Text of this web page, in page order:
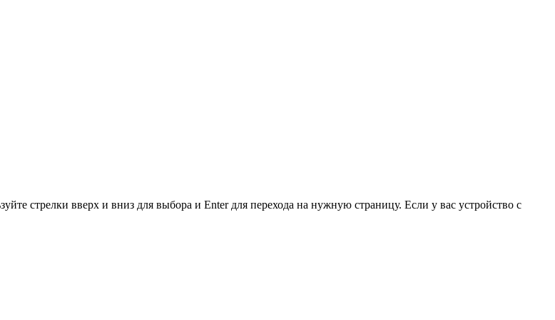
стрелки вверх и вниз для выбора и Enter для перехода на нужную страницу. Если у вас устройство с